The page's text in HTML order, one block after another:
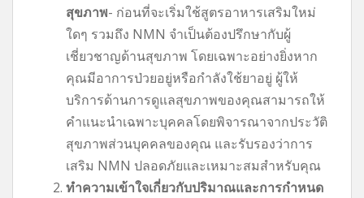
สุขภาพ- ก่อนที่จะเริ่มใช้สูตรอาหารเสริมใหม่
ใดๆ รวมถึง NMN จำเป็นต้องปรึกษากับผู้
เชี่ยวชาญด้านสุขภาพ โดยเฉพาะอย่างยิ่งหาก
คุณมีอาการป่วยอยู่หรือกำลังใช้ยาอยู่ ผู้ให้
บริการด้านการดูแลสุขภาพของคุณสามารถให้
คำแนะนำเฉพาะบุคคลโดยพิจารณาจากประวัติ
สุขภาพส่วนบุคคลของคุณ และรับรองว่าการ
เสริม NMN ปลอดภัยและเหมาะสมสำหรับคุณ
ทำความเข้าใจเกี่ยวกับปริมาณและการกำหนด